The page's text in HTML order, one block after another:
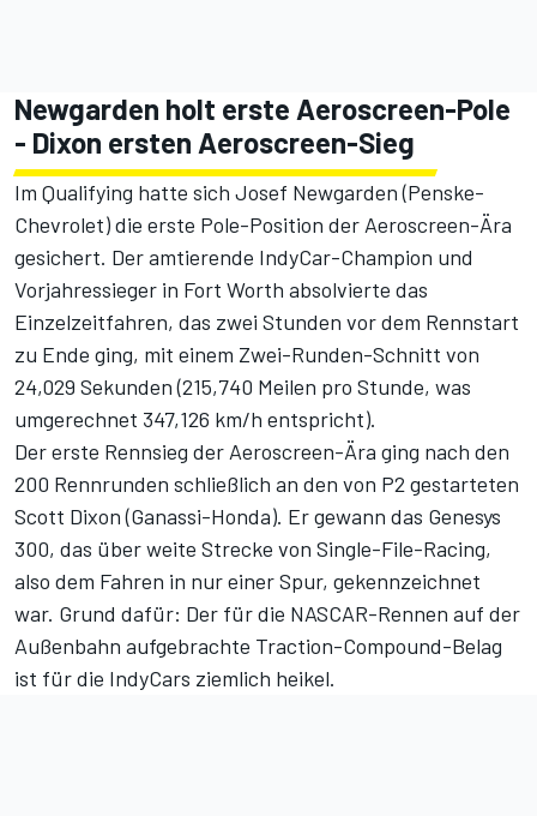
Newgarden holt erste Aeroscreen-Pole
- Dixon ersten Aeroscreen-Sieg
Im Qualifying hatte sich Josef Newgarden (Penske-
Chevrolet) die erste Pole-Position der Aeroscreen-Ära
gesichert. Der amtierende IndyCar-Champion und
Vorjahressieger in Fort Worth absolvierte das
Einzelzeitfahren, das zwei Stunden vor dem Rennstart
zu Ende ging, mit einem Zwei-Runden-Schnitt von
24,029 Sekunden (215,740 Meilen pro Stunde, was
umgerechnet 347,126 km/h entspricht).
Der erste Rennsieg der Aeroscreen-Ära ging nach den
200 Rennrunden schließlich an den von P2 gestarteten
Scott Dixon (Ganassi-Honda). Er gewann das Genesys
300, das über weite Strecke von Single-File-Racing,
also dem Fahren in nur einer Spur, gekennzeichnet
war. Grund dafür: Der für die NASCAR-Rennen auf der
Außenbahn aufgebrachte Traction-Compound-Belag
ist für die IndyCars ziemlich heikel.